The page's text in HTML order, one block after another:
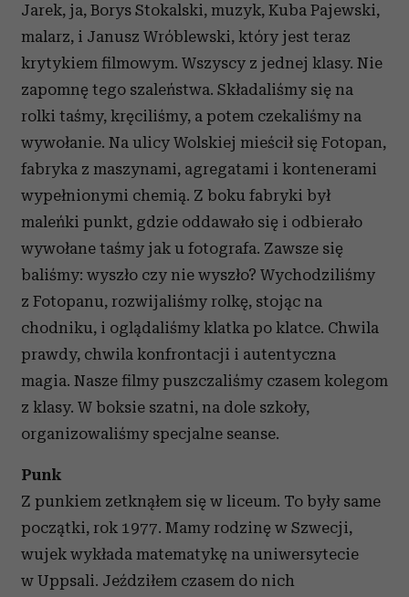
Jarek, ja, Borys Stokalski, muzyk, Kuba Pajewski,
malarz, i Janusz Wróblewski, który jest teraz
krytykiem filmowym. Wszyscy z jednej klasy. Nie
zapomnę tego szaleństwa. Składaliśmy się na
rolki taśmy, kręciliśmy, a potem czekaliśmy na
wywołanie. Na ulicy Wolskiej mieścił się Fotopan,
fabryka z maszynami, agregatami i kontenerami
wypełnionymi chemią. Z boku fabryki był
maleńki punkt, gdzie oddawało się i odbierało
wywołane taśmy jak u fotografa. Zawsze się
baliśmy: wyszło czy nie wyszło? Wychodziliśmy
z Fotopanu, rozwijaliśmy rolkę, stojąc na
chodniku, i oglądaliśmy klatka po klatce. Chwila
prawdy, chwila konfrontacji i autentyczna
magia. Nasze filmy puszczaliśmy czasem kolegom
z klasy. W boksie szatni, na dole szkoły,
organizowaliśmy specjalne seanse.
Punk
Z punkiem zetknąłem się w liceum. To były same
początki, rok 1977. Mamy rodzinę w Szwecji,
wujek wykłada matematykę na uniwersytecie
w Uppsali. Jeździłem czasem do nich